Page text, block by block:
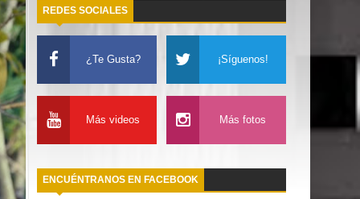
REDES SOCIALES
¿Te Gusta? ¡Síguenos!
Más videos Más fotos
ENCUÉNTRANOS EN FACEBOOK